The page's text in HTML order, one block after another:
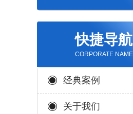
快捷导航
CORPORATE NAME
经典案例
关于我们